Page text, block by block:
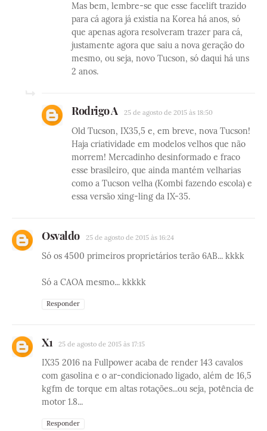
Mas bem, lembre-se que esse facelift trazido
para cá agora já existia na Korea há anos, só
que apenas agora resolveram trazer para cá,
justamente agora que saiu a nova geração do
mesmo, ou seja, novo Tucson, só daqui há uns
2 anos.
Rodrigo A 25 de agosto de 2015 às 18:50
Old Tucson, IX35,5 e, em breve, nova Tucson!
Haja criatividade em modelos velhos que não
morrem! Mercadinho desinformado e fraco
esse brasileiro, que ainda mantém velharias
como a Tucson velha (Kombi fazendo escola) e
essa versão xing-ling da IX-35.
Osvaldo 25 de agosto de 2015 às 16:24
Só os 4500 primeiros proprietários terão 6AB... kkkk
Só a CAOA mesmo... kkkkk
Responder
X1 25 de agosto de 2015 às 17:15
IX35 2016 na Fullpower acaba de render 143 cavalos
com gasolina e o ar-condicionado ligado, além de 16,5
kgfm de torque em altas rotações...ou seja, potência de
motor 1.8...
Responder